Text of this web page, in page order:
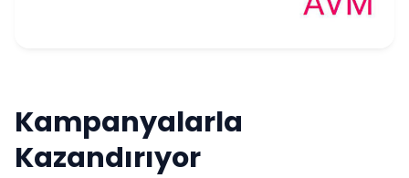
Kampanyalarla
Kazandırıyor